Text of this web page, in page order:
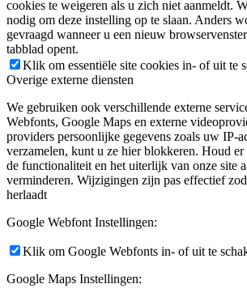
cookies te weigeren als u zich niet aanmeldt.
nodig om deze instelling op te slaan. Anders
gevraagd wanneer u een nieuw
tabblad opent.
Klik om essentiële site cookies in- of uit te
Overige externe diensten
We gebruiken ook verschillende externe
Webfonts, Google Maps en externe
providers persoonlijke gegevens zoals uw IP-
verzamelen, kunt u ze hier blokkeren. Houd
de functionaliteit en het uiterlijk van onze site
verminderen. Wijzigingen zijn pas effectief
herlaadt
Google Webfont Instellingen:
Klik om Google Webfonts in- of uit te
Google Maps Instellingen: